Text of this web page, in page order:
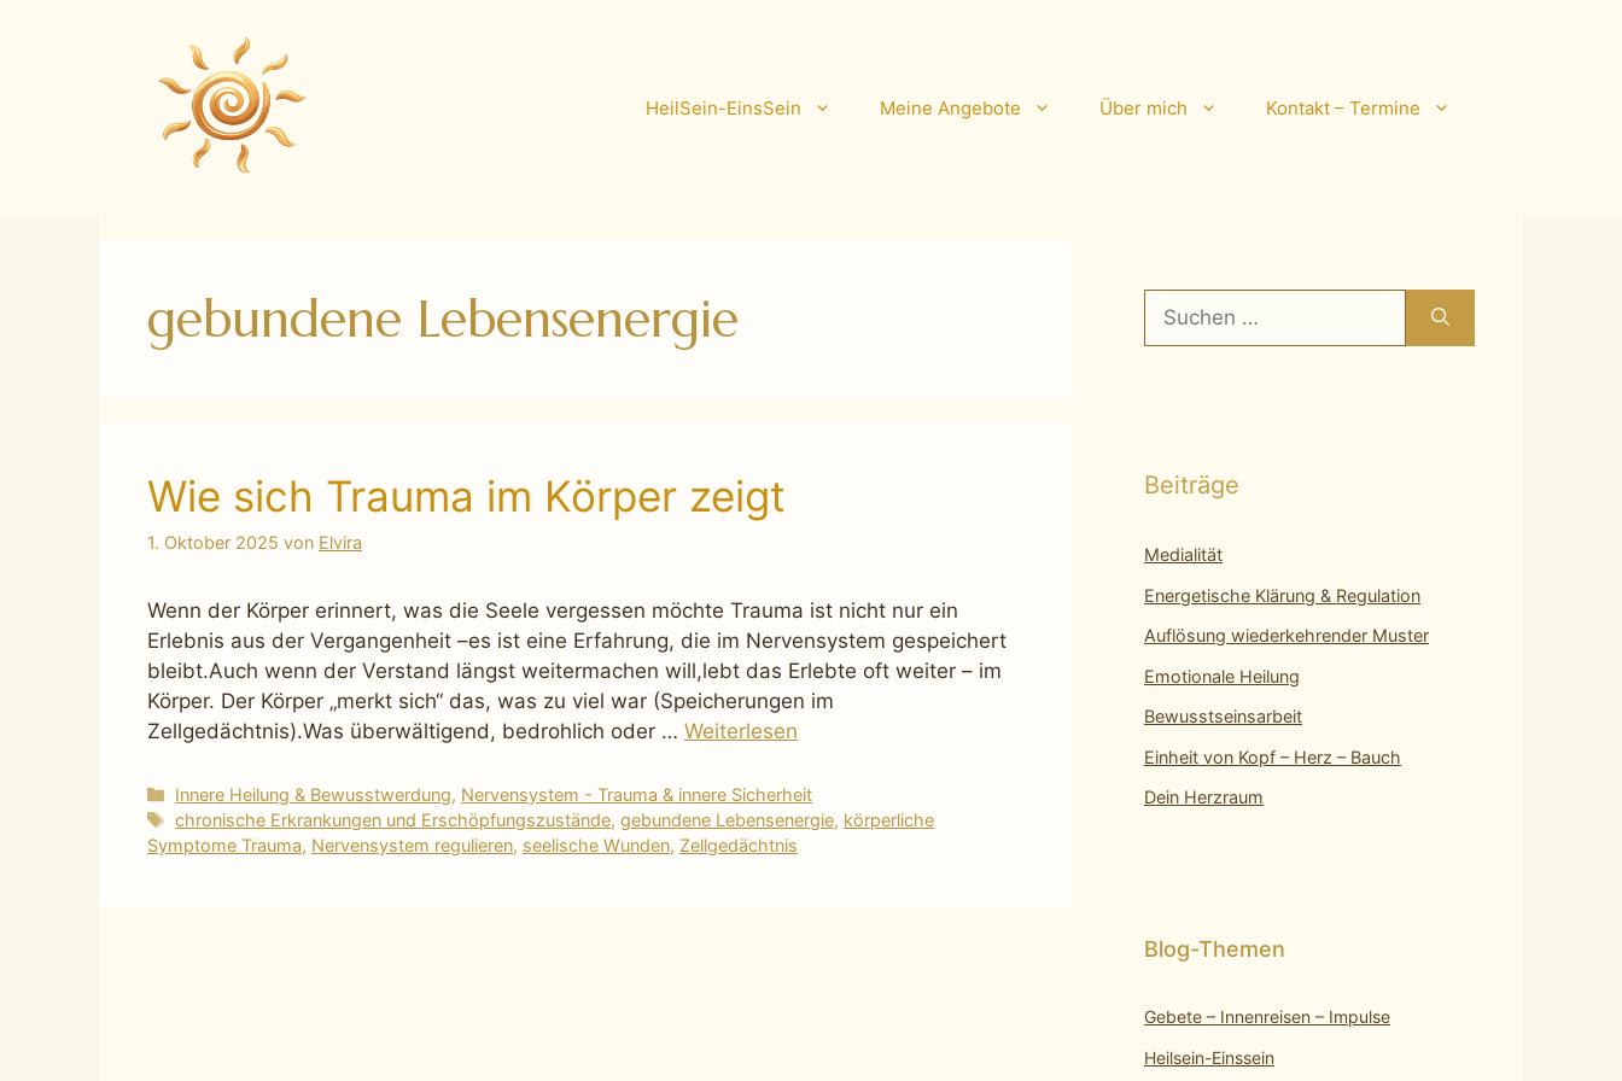
HeilSein-EinsSein Meine Angebote Über mich Kontakt – Termine
gebundene Lebensenergie
Wie sich Trauma im Körper zeigt
1. Oktober 2025 von Elvira
Wenn der Körper erinnert, was die Seele vergessen möchte Trauma ist nicht nur ein
Erlebnis aus der Vergangenheit –es ist eine Erfahrung, die im Nervensystem gespeichert
bleibt.Auch wenn der Verstand längst weitermachen will,lebt das Erlebte oft weiter – im
Körper. Der Körper „merkt sich“ das, was zu viel war (Speicherungen im
Zellgedächtnis).Was überwältigend, bedrohlich oder … Weiterlesen
Kategorien
Innere Heilung & Bewusstwerdung, Nervensystem - Trauma & innere Sicherheit
Schlagwörter
chronische Erkrankungen und Erschöpfungszustände,gebundene Lebensenergie, körperliche
Symptome Trauma, Nervensystem regulieren, seelische Wunden, Zellgedächtnis
Suchen
nach:
Beiträge
Medialität
Energetische Klärung & Regulation
Auflösung wiederkehrender Muster
Emotionale Heilung
Bewusstseinsarbeit
Einheit von Kopf – Herz – Bauch
Dein Herzraum
Gebete – Innenreisen – Impulse
Heilsein-Einssein